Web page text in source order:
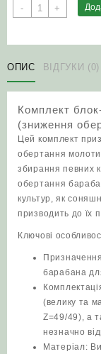
-
Комплект
блок-
та
Z=49/49
обертів
барабана)
комбайн
Палессе
кількість
+
ОПИС ВІДГУКИ (0)
Комплект
(зниження
Цей комплект
обертання
збирання певних
обертання
культур, як
призводить до їх
Ключові
барабана
(велику та
Z=49/49), а
незначно
Матеріал: